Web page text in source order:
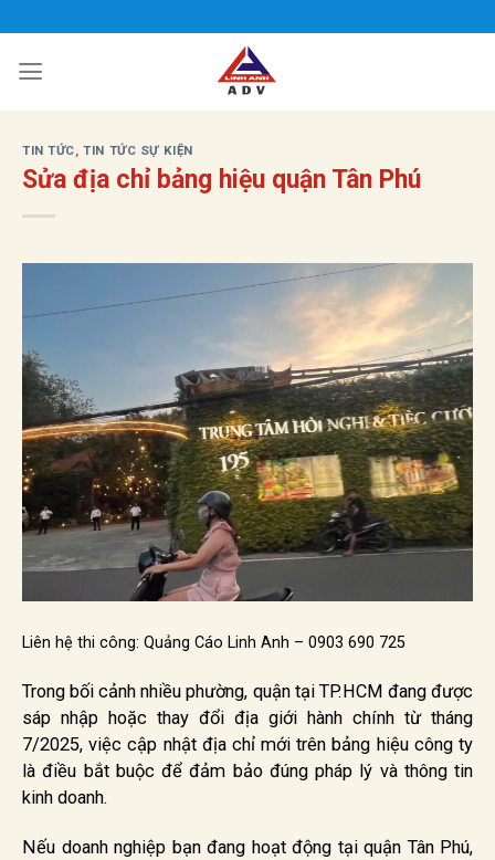
qua
nội
TIN TỨC,TIN TỨC SỰ KIỆN
Sửa địa chỉ bảng hiệu quận Tân Phú
Liên hệ thi công: Quảng Cáo Linh Anh – 0903 690 725
Trong bối cảnh nhiều phường, quận tại TP.HCM đang được
sáp nhập hoặc thay đổi địa giới hành chính từ tháng
7/2025, việc cập nhật địa chỉ mới trên bảng hiệu công ty
là điều bắt buộc để đảm bảo đúng pháp lý và thông tin
kinh doanh.
Nếu doanh nghiệp bạn đang hoạt động tại quận Tân Phú,